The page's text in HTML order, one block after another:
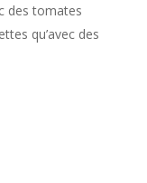
des tomates
qu’avec des